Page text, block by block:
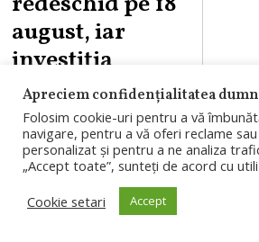
2
6
august, iar
investiția
continuă
Băile Băița de
lângă Gherla intră
într-un amplu
proces de
Apreciem confidențialitatea
Folosim cookie-uri pentru a vă
navigare, pentru a vă oferi reclame
personalizat și pentru a ne analiza
„Accept toate”, sunteți de acord cu
Cookie setari
Accept